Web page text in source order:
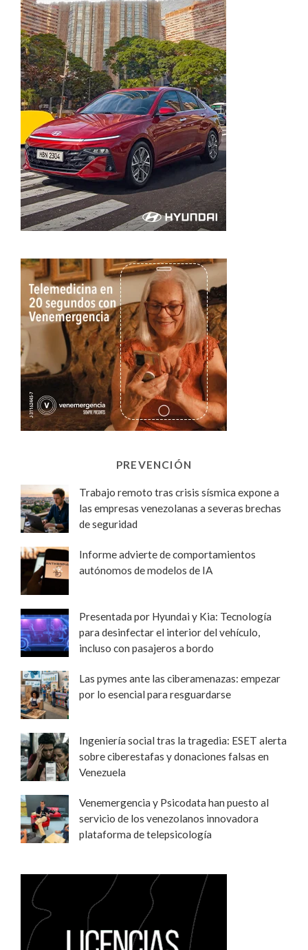
PREVENCIÓN
Trabajo remoto tras crisis sísmica expone a
las empresas venezolanas a severas brechas
de seguridad
Informe advierte de comportamientos
autónomos de modelos de IA
Presentada por Hyundai y Kia: Tecnología
para desinfectar el interior del vehículo,
incluso con pasajeros a bordo
Las pymes ante las ciberamenazas: empezar
por lo esencial para resguardarse
Ingeniería social tras la tragedia: ESET alerta
sobre ciberestafas y donaciones falsas en
Venezuela
Venemergencia y Psicodata han puesto al
servicio de los venezolanos innovadora
plataforma de telepsicología